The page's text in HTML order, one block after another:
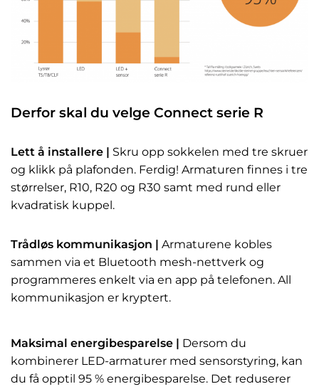
Derfor skal du velge Connect serie R
Lett å installere | Skru opp sokkelen med tre skruer
og klikk på plafonden. Ferdig! Armaturen finnes i tre
størrelser, R10, R20 og R30 samt med rund eller
kvadratisk kuppel.
Trådløs kommunikasjon | Armaturene kobles
sammen via et Bluetooth mesh-nettverk og
programmeres enkelt via en app på telefonen. All
kommunikasjon er kryptert.
Maksimal energibesparelse | Dersom du
kombinerer LED-armaturer med sensorstyring, kan
du få opptil 95 % energibesparelse. Det reduserer